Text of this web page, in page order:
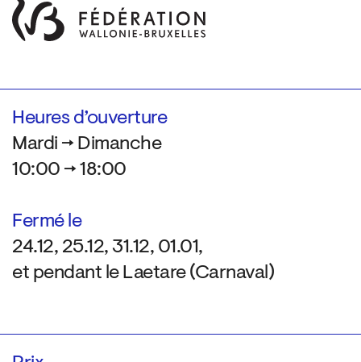
Heures d’ouverture
Mardi → Dimanche
10:00 → 18:00
Fermé le
24.12, 25.12, 31.12, 01.01,
et pendant le Laetare (Carnaval)